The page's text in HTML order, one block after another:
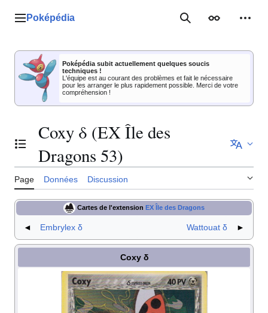
Menu principal
Poképédia RechercherApparence
Poképédia subit actuellement quelques soucis
techniques !
L'équipe est au courant des problèmes et fait le nécessaire
pour les arranger le plus rapidement possible. Merci de votre
compréhension !
Basculer la table des matières
Coxy δ (EX Île des
Dragons 53)
Page Données Discussion
Cartes de l'extension EX Île des Dragons
◄ Embrylex δ Wattouat δ ►
Coxy δ